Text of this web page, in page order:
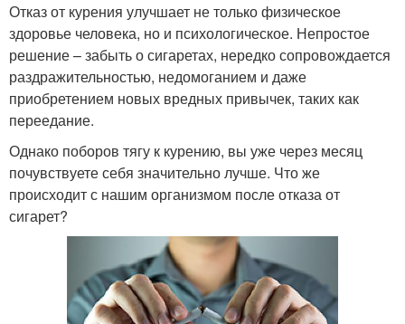
Отказ от курения улучшает не только физическое
здоровье человека, но и психологическое. Непростое
решение – забыть о сигаретах, нередко сопровождается
раздражительностью, недомоганием и даже
приобретением новых вредных привычек, таких как
переедание.
Однако поборов тягу к курению, вы уже через месяц
почувствуете себя значительно лучше. Что же
происходит с нашим организмом после отказа от
сигарет?